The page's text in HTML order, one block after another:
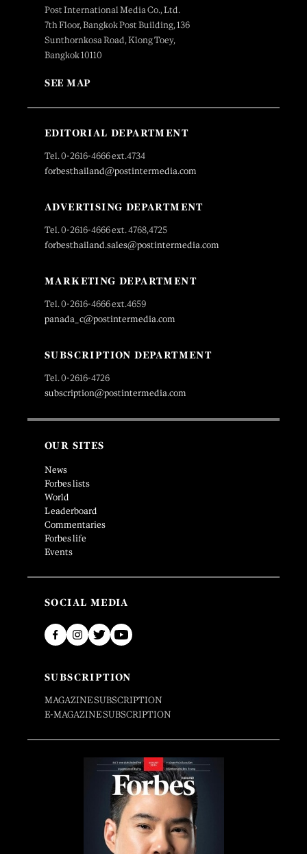
Post International Media Co., Ltd.
7th Floor, Bangkok Post Building, 136
Sunthornkosa Road, Klong Toey,
Bangkok 10110
SEE MAP
EDITORIAL DEPARTMENT
Tel. 0-2616-4666 ext.4734
forbesthailand@postintermedia.com
ADVERTISING DEPARTMENT
Tel. 0-2616-4666 ext. 4768,4725
forbesthailand.sales@postintermedia.com
MARKETING DEPARTMENT
Tel. 0-2616-4666 ext.4659
panada_c@postintermedia.com
SUBSCRIPTION DEPARTMENT
Tel. 0-2616-4726
subscription@postintermedia.com
OUR SITES
News
Forbes lists
World
Leaderboard
Commentaries
Forbes life
Events
SOCIAL MEDIA
SUBSCRIPTION
MAGAZINE SUBSCRIPTION
E-MAGAZINE SUBSCRIPTION